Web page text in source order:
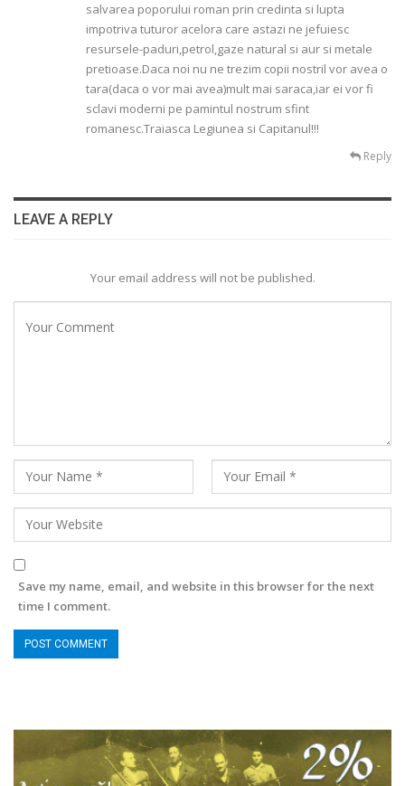
salvarea poporului roman prin credinta si lupta
impotriva tuturor acelora care astazi ne jefuiesc
resursele-paduri,petrol,gaze natural si aur si metale
pretioase.Daca noi nu ne trezim copii nostril vor avea o
tara(daca o vor mai avea)mult mai saraca,iar ei vor fi
sclavi moderni pe pamintul nostrum sfint
romanesc.Traiasca Legiunea si Capitanul!!!
Reply
LEAVE A REPLY
Your email address will not be published.
Save my name, email, and website in this browser for the next
time I comment.